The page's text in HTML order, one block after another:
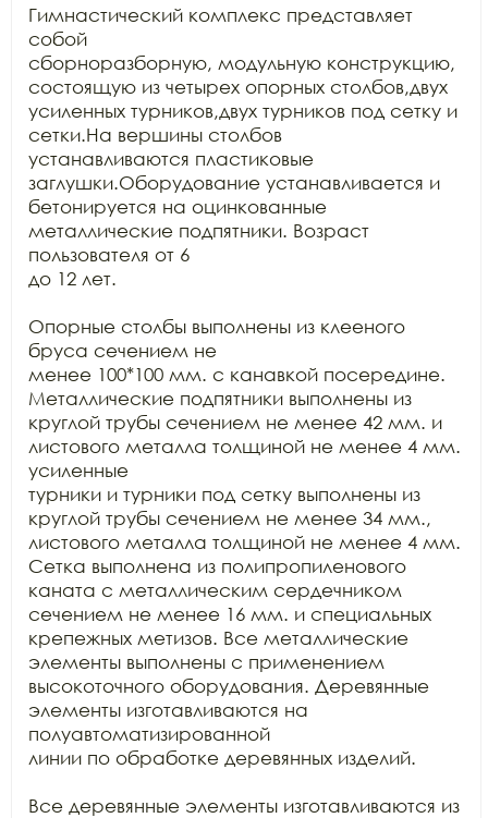
Гимнастический комплекс представляет
собой
сборноразборную, модульную конструкцию,
состоящую из четырех опорных столбов,двух
усиленных турников,двух турников под сетку и
сетки.На вершины столбов
устанавливаются пластиковые
заглушки.Оборудование устанавливается и
бетонируется на оцинкованные
металлические подпятники. Возраст
пользователя от 6
до 12 лет.
Опорные столбы выполнены из клееного
бруса сечением не
менее 100*100 мм. с канавкой посередине.
Металлические подпятники выполнены из
круглой трубы сечением не менее 42 мм. и
листового металла толщиной не менее 4 мм.
усиленные
турники и турники под сетку выполнены из
круглой трубы сечением не менее 34 мм.,
листового металла толщиной не менее 4 мм.
Сетка выполнена из полипропиленового
каната с металлическим сердечником
сечением не менее 16 мм. и специальных
крепежных метизов. Все металлические
элементы выполнены с применением
высокоточного оборудования. Деревянные
элементы изготавливаются на
полуавтоматизированной
линии по обработке деревянных изделий.
Все деревянные элементы изготавливаются из